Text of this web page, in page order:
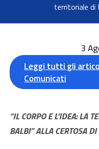
territoriale di
3
Leggi tutti gli
Comunicati
“IL CORPO E L’IDEA: LA
BALBI” ALLA CERTOSA